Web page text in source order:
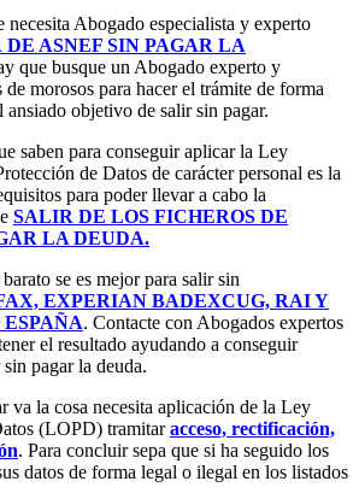
Abogado especialista y experto
ASNEF SIN PAGAR LA
que busque un Abogado experto y
morosos para hacer el trámite de forma
objetivo de salir sin pagar.
saben para conseguir aplicar la Ley
de Datos de carácter personal es la
para poder llevar a cabo la
SALIR DE LOS FICHEROS DE
LA DEUDA.
se es mejor para salir sin
EXPERIAN BADEXCUG, RAI Y
. Contacte con Abogados expertos
el resultado ayudando a conseguir
pagar la deuda.
va la cosa necesita aplicación de la Ley
(LOPD) tramitaracceso, rectificación,
. Para concluir sepa que si ha seguido los
datos de forma legal o ilegal en los listados